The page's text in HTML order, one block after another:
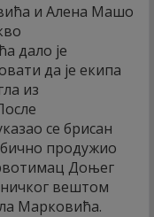
и Алена Машо
дало је
да је екипа
из
се брисан
продужио
Доњег
вештом
Марковића.